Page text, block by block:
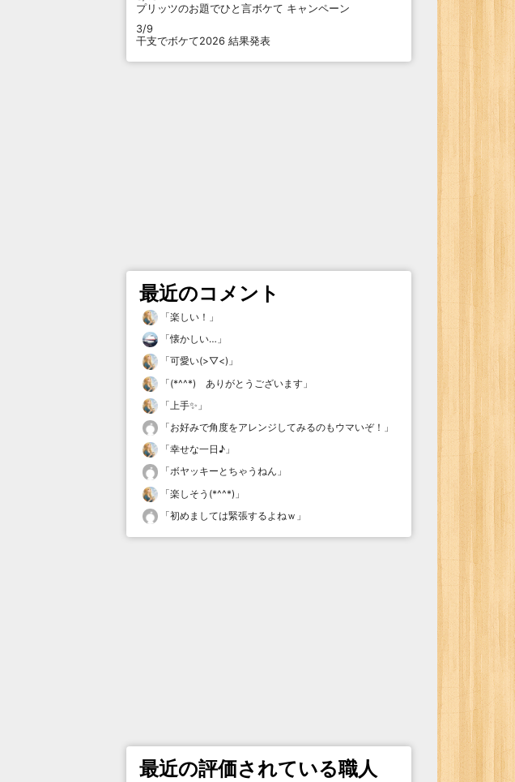
プリッツのお題でひと言ボケて キャンペーン
3/9
干支でボケて2026 結果発表
最近のコメント
「楽しい！ 」
「懐かしい… 」
「可愛い(>▽<) 」
「(*^^*) ありがとうございます 」
「 上手✨ 」
「お好みで角度をアレンジしてみるのもウマいぞ！ 」
「幸せな一日♪ 」
「ボヤッキーとちゃうねん 」
「楽しそう(*^^*) 」
「初めましては緊張するよねｗ 」
最近の評価されている職人